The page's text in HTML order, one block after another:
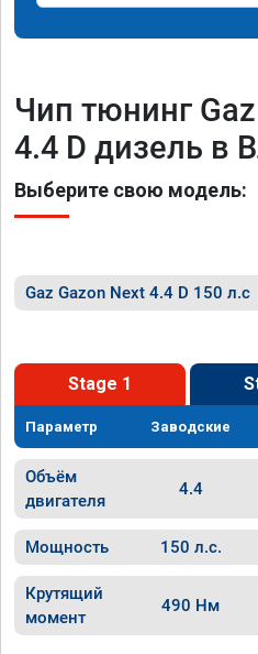
Чип тюнинг
4.4 D дизель в
Выберите свою модель:
Gaz Gazon Next 4.4 D 150 л.с
Stage 1
Параметр Заводские
Объём
двигателя
4.4
Мощность 150 л.с.
Крутящий
момент
490 Нм